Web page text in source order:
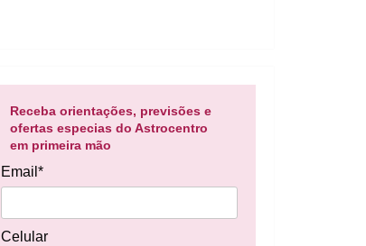
Receba orientações, previsões e
ofertas especias do Astrocentro
em primeira mão
Email*
Celular